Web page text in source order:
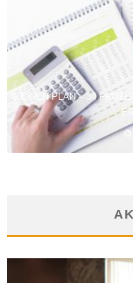
KEINEN PLAN – 34